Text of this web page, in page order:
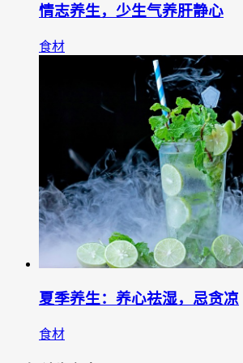
情志养生，少生气养肝静心
食材
夏季养生：养心祛湿，忌贪凉
食材